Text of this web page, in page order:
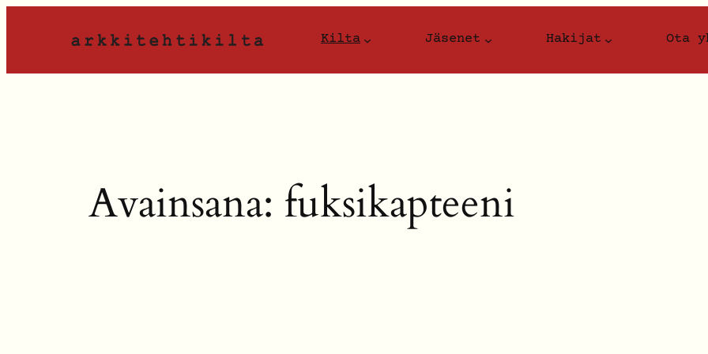
Kilta Jäsenet Hakijat Ota
Avainsana: fuksikapteeni